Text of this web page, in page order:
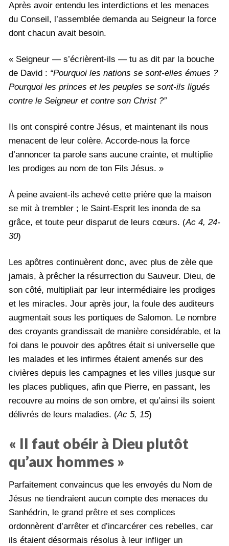
Après avoir entendu les interdictions et les menaces
du Conseil, l’assemblée demanda au Seigneur la force
dont chacun avait besoin.
« Seigneur — s’écrièrent-ils — tu as dit par la bouche
de David : “Pourquoi les nations se sont-elles émues ?
Pourquoi les princes et les peuples se sont-ils ligués
contre le Seigneur et contre son Christ ?”
Ils ont conspiré contre Jésus, et maintenant ils nous
menacent de leur colère. Accorde-nous la force
d’annoncer ta parole sans aucune crainte, et multiplie
les prodiges au nom de ton Fils Jésus. »
À peine avaient-ils achevé cette prière que la maison
se mit à trembler ; le Saint-Esprit les inonda de sa
grâce, et toute peur disparut de leurs cœurs. (Ac 4, 24-
30)
Les apôtres continuèrent donc, avec plus de zèle que
jamais, à prêcher la résurrection du Sauveur. Dieu, de
son côté, multipliait par leur intermédiaire les prodiges
et les miracles. Jour après jour, la foule des auditeurs
augmentait sous les portiques de Salomon. Le nombre
des croyants grandissait de manière considérable, et la
foi dans le pouvoir des apôtres était si universelle que
les malades et les infirmes étaient amenés sur des
civières depuis les campagnes et les villes jusque sur
les places publiques, afin que Pierre, en passant, les
recouvre au moins de son ombre, et qu’ainsi ils soient
délivrés de leurs maladies. (Ac 5, 15)
« Il faut obéir à Dieu plutôt
qu’aux hommes »
Parfaitement convaincus que les envoyés du Nom de
Jésus ne tiendraient aucun compte des menaces du
Sanhédrin, le grand prêtre et ses complices
ordonnèrent d’arrêter et d’incarcérer ces rebelles, car
ils étaient désormais résolus à leur infliger un